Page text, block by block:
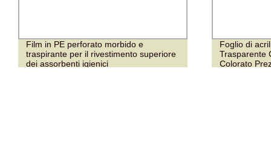
Film in PE perforato morbido e
traspirante per il rivestimento superiore
dei assorbenti igienici
Foglio di
Trasparente
Colorato